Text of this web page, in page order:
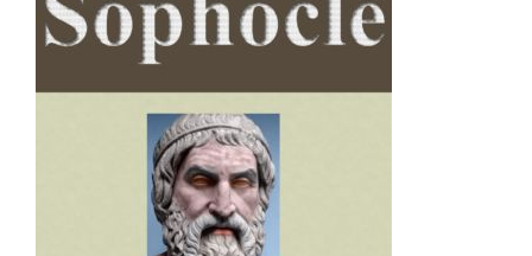
AJOUTER AU PANIER /